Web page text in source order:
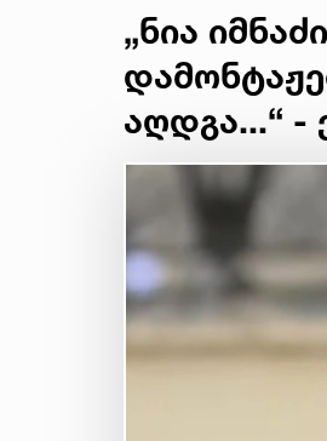
„ნია
აღდგა...“ -